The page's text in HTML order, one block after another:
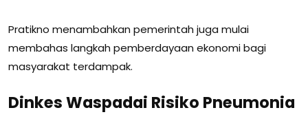
Pratikno menambahkan pemerintah juga mulai
membahas langkah pemberdayaan ekonomi bagi
masyarakat terdampak.
Dinkes Waspadai Risiko Pneumonia